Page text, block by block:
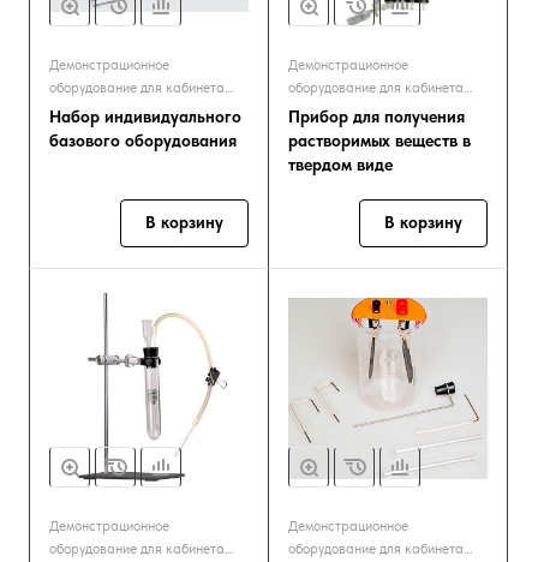
Демонстрационное
оборудование для кабинета
химии
Набор индивидуального
базового оборудования
В корзину
Демонстрационное
оборудование для кабинета
химии
Прибор для получения
растворимых веществ в
твердом виде
В корзину
Демонстрационное
оборудование для кабинета
Демонстрационное
оборудование для кабинета